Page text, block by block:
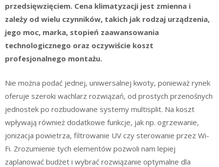
przedsięwzięciem. Cena klimatyzacji jest zmienna i
zależy od wielu czynników, takich jak rodzaj urządzenia,
jego moc, marka, stopień zaawansowania
technologicznego oraz oczywiście koszt
profesjonalnego montażu.
Nie można podać jednej, uniwersalnej kwoty, ponieważ rynek
oferuje szeroki wachlarz rozwiązań, od prostych przenośnych
jednostek po rozbudowane systemy multisplit. Na koszt
wpływają również dodatkowe funkcje, jak np. ogrzewanie,
jonizacja powietrza, filtrowanie UV czy sterowanie przez Wi-
Fi. Zrozumienie tych elementów pozwoli nam lepiej
zaplanować budżet i wybrać rozwiązanie optymalne dla